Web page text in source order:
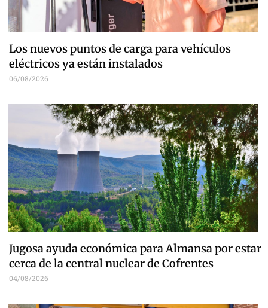
Los nuevos puntos de carga para vehículos
eléctricos ya están instalados
06/08/2026
Jugosa ayuda económica para Almansa por estar
cerca de la central nuclear de Cofrentes
04/08/2026